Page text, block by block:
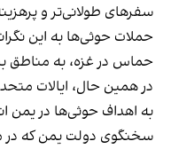
سفرهای طولانی‌تر و
حملات حوثی‌ها به این
حماس در غزه، به مناطق
در همین حال، ایالات
به اهداف حوثی‌ها در یمن
سخنگوی دولت یمن که در